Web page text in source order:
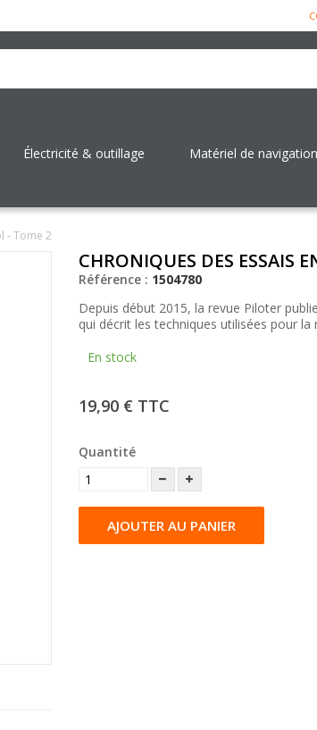
Électricité & outillage Matériel de navigation
- Tome 2
CHRONIQUES DES ESSAIS
Référence : 1504780
Depuis début 2015, la revue Piloter
qui décrit les techniques utilisées pour
En stock
19,90 € TTC
Quantité
AJOUTER AU PANIER